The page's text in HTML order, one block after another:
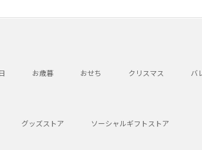
お歳暮 おせち クリスマス バ
グッズストア ソーシャルギフトストア